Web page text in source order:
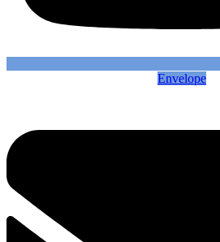
Envelope